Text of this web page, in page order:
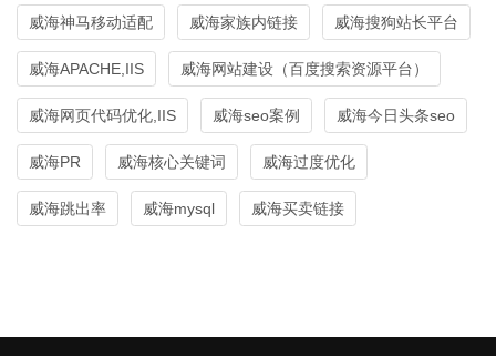
威海神马移动适配 威海家族内链接 威海搜狗站长平台
威海APACHE,IIS 威海网站建设（百度搜索资源平台）
威海网页代码优化,IIS 威海seo案例 威海今日头条seo
威海PR 威海核心关键词 威海过度优化
威海跳出率 威海mysql 威海买卖链接